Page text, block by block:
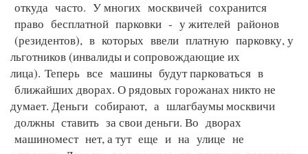
откуда часто. У многих москвичей сохранится
право бесплатной парковки - у жителей районов
(резидентов), в которых ввели платную парковку, у
льготников (инвалиды и сопровождающие их
лица). Теперь все машины будут парковаться в
ближайших дворах. О рядовых горожанах никто не
думает. Деньги собирают, а шлагбаумы москвичи
должны ставить за свои деньги. Во дворах
машиномест нет, а тут еще и на улице не